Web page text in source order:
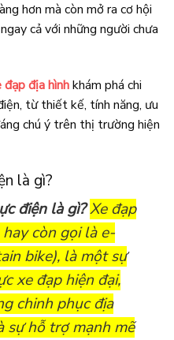
hơn mà còn mở ra cơ hội
cả với những người chưa
đạp địa hìnhkhám phá chi
từ thiết kế, tính năng, ưu
chú ý trên thị trường hiện
là gì?
điện là gì?Xe đạp
còn gọi là e-
bike), là một sự
xe đạp hiện đại,
chinh phục địa
sự hỗ trợ mạnh mẽ